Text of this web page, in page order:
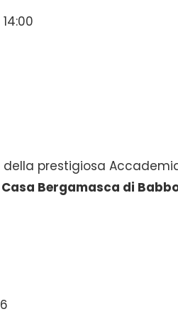
della prestigiosa
Casa Bergamasca di